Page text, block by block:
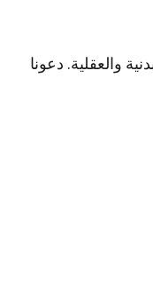
والعقلية. دعونا